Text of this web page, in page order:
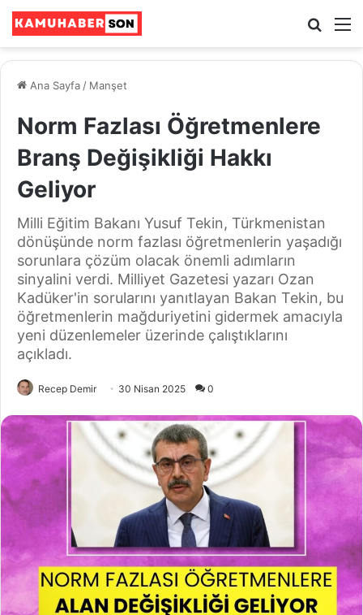
Ara
Ana Sayfa / Manşet
Norm Fazlası Öğretmenlere
Branş Değişikliği Hakkı
Geliyor
Milli Eğitim Bakanı Yusuf Tekin, Türkmenistan
dönüşünde norm fazlası öğretmenlerin yaşadığı
sorunlara çözüm olacak önemli adımların
sinyalini verdi. Milliyet Gazetesi yazarı Ozan
Kadüker'in sorularını yanıtlayan Bakan Tekin, bu
öğretmenlerin mağduriyetini gidermek amacıyla
yeni düzenlemeler üzerinde çalıştıklarını
açıkladı.
Recep Demir 30 Nisan 2025 0